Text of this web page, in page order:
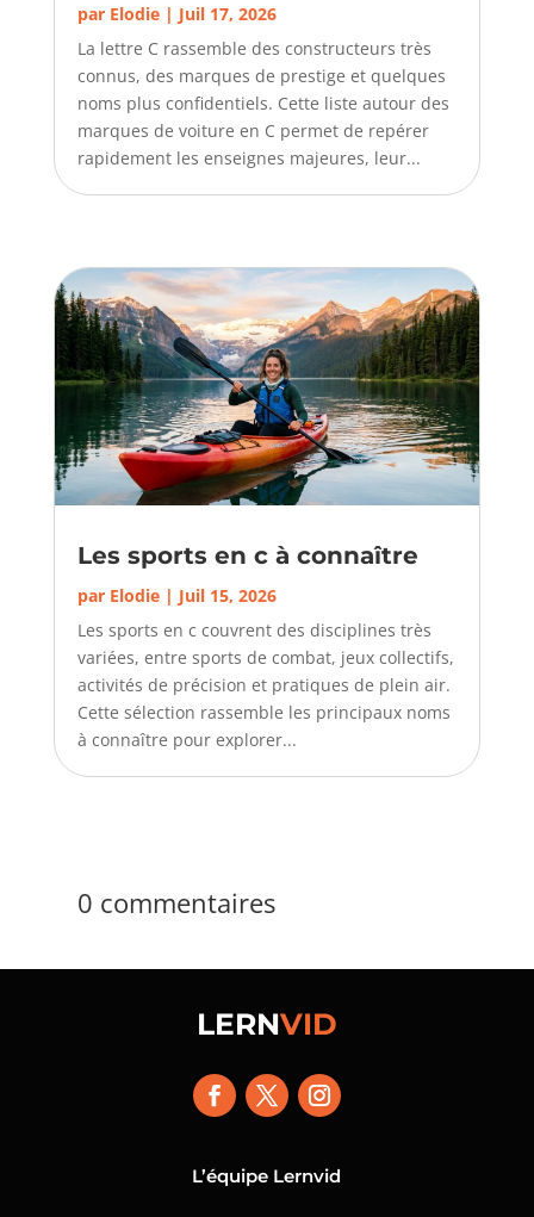
par Elodie| Juil 17, 2026
La lettre C rassemble des constructeurs très
connus, des marques de prestige et quelques
noms plus confidentiels. Cette liste autour des
marques de voiture en C permet de repérer
rapidement les enseignes majeures, leur...
Les sports en c à connaître
par Elodie| Juil 15, 2026
Les sports en c couvrent des disciplines très
variées, entre sports de combat, jeux collectifs,
activités de précision et pratiques de plein air.
Cette sélection rassemble les principaux noms
à connaître pour explorer...
0 commentaires
LERNVID
L’équipe Lernvid